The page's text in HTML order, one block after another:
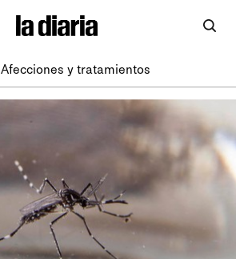
Afecciones y tratamientos